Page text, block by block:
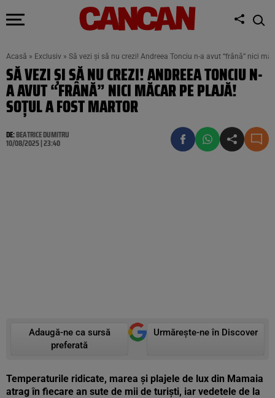
Acasă » Exclusiv » Să vezi şi să nu crezi! Andreea Tonciu n-a avut “frână” nici
SĂ VEZI ŞI SĂ NU CREZI! ANDREEA TONCIU N-
A AVUT “FRÂNĂ” NICI MĂCAR PE PLAJĂ!
SOŢUL A FOST MARTOR
DE:BEATRICE DUMITRU
10/08/2025 | 23:40
Adaugă-ne ca sursă
preferată
Urmărește-ne în Discover
Temperaturile ridicate, marea și plajele de lux din Mamaia
atrag în fiecare an sute de mii de turiști, iar vedetele de la